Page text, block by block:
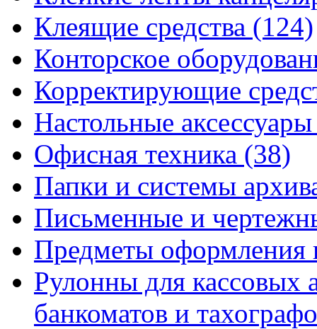
Клеящие средства (124)
Конторское
Корректирующие
Настольные
Офисная техника (38)
Папки и системы
Письменные и
Предметы оформления
Рулонны для кассовых
банкоматов и